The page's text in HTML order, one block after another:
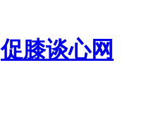
促膝谈心网